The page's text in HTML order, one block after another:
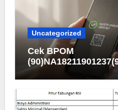
Uncategorized
Cek BPOM
Men Bright Active